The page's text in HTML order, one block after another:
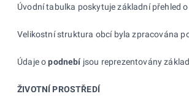
Úvodní tabulka poskytuje základní přehled o
Velikostní struktura obcí byla zpracována
Údaje opodnebí jsou reprezentovány
ŽIVOTNÍ PROSTŘEDÍ